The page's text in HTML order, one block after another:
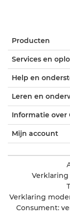
Producten
Services en
Help en
Leren en
Informatie over
Mijn account
Verklaring
Consument: